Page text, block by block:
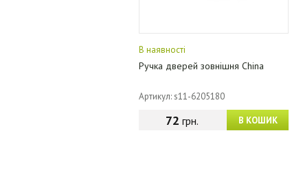
В наявності
Ручка дверей зовнішня China
Артикул: s11-6205180
В КОШИК
72 грн.